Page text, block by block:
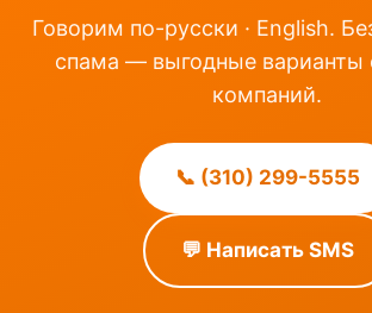
Говорим по-русски · English.
спама — выгодные варианты
компаний.
📞 (310) 299-5555
💬 Написать SMS